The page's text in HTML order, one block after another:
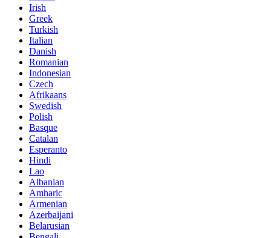
Irish
Greek
Turkish
Italian
Danish
Romanian
Indonesian
Czech
Afrikaans
Swedish
Polish
Basque
Catalan
Esperanto
Hindi
Lao
Albanian
Amharic
Armenian
Azerbaijani
Belarusian